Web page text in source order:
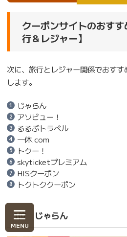
クーポンサイトのおす
行＆レジャー】
次に、旅行とレジャー関係でおす
します。
じゃらん
アソビュー！
るるぶトラベル
一休.com
トクー！
skyticketプレミアム
HISクーポン
トクトククーポン
1位 じゃらん